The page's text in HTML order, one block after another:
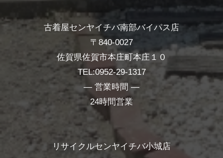
古着屋センヤイチバ南部バイパス店
〒840-0027
佐賀県佐賀市本庄町本庄１０
TEL:0952-29-1317
― 営業時間 ―
24時間営業
リサイクルセンヤイチバ小城店